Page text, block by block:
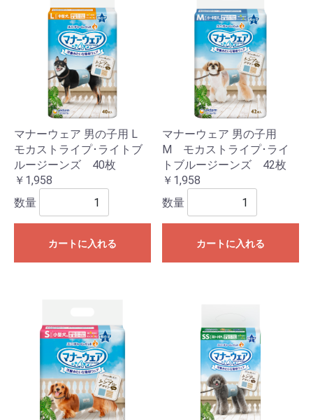
マナーウェア 男の子用 L
モカストライプ･ライトブ
ルージーンズ 40枚
￥1,958
数量
カートに入れる
マナーウェア 男の子用
M モカストライプ･ライ
トブルージーンズ 42枚
￥1,958
数量
カートに入れる